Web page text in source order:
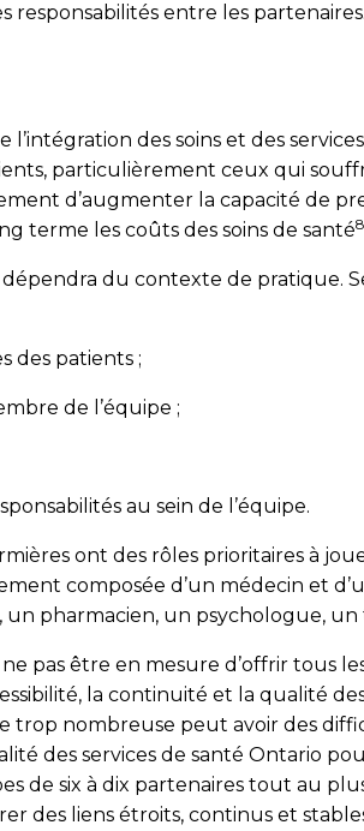
entre les partenaires.
des soins et des
particulièrement ceux qui
d’augmenter la capacité de
terme les coûts des soins de santé8
dépendra du contexte de pratique.
des patients ;
de l’équipe ;
au sein de l’équipe.
ont des rôles prioritaires à
composée d’un médecin et
un pharmacien, un psychologue,
pas être en mesure d’offrir tous
la continuité et la qualité
trop nombreuse peut avoir des
des services de santé Ontario
de six à dix partenaires tout au
des liens étroits, continus et